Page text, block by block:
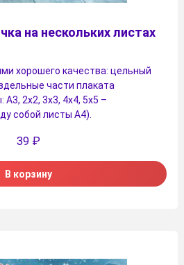
на нескольких листах
хорошего качества: цельный
части плаката
2х2, 3х3, 4х4, 5х5 –
собой листы А4).
39 ₽
В корзину